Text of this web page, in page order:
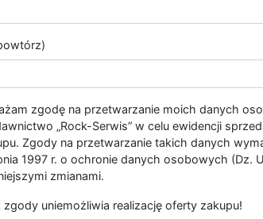
zgodę na przetwarzanie moich danych
„Rock-Serwis” w celu ewidencji
Zgody na przetwarzanie takich danych
1997 r. o ochronie danych osobowych (Dz.
zmianami.
zgody uniemożliwia realizację oferty zakupu!